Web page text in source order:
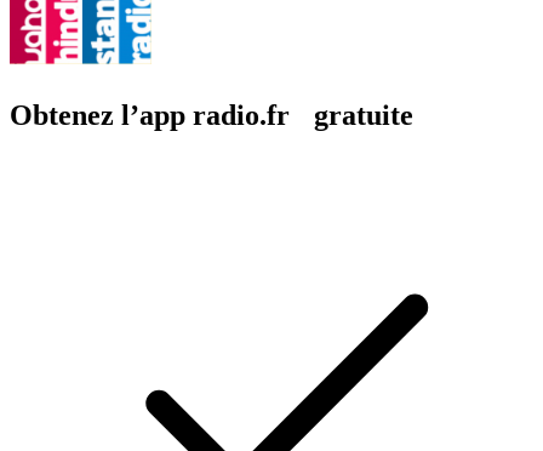
Obtenez l’app radio.fr gratuite